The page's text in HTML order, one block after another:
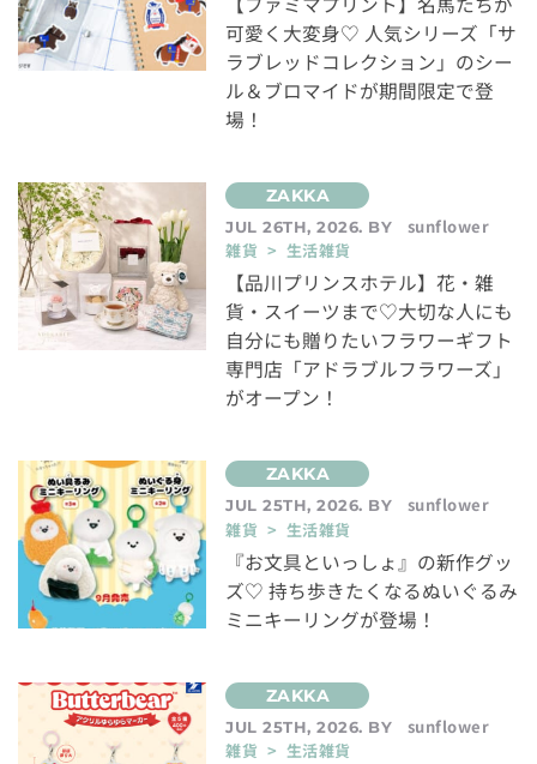
可愛く大変身♡ 人気シリーズ「サ
ラブレッドコレクション」のシー
ル＆ブロマイドが期間限定で登
場！
JUL 26TH, 2026. BY
sunflower
雑貨 > 生活雑貨
【品川プリンスホテル】花・雑
貨・スイーツまで♡大切な人にも
自分にも贈りたいフラワーギフト
専門店「アドラブルフラワーズ」
がオープン！
JUL 25TH, 2026. BY
sunflower
雑貨 > 生活雑貨
『お文具といっしょ』の新作グッ
ズ♡ 持ち歩きたくなるぬいぐるみ
ミニキーリングが登場！
JUL 25TH, 2026. BY
sunflower
雑貨 > 生活雑貨